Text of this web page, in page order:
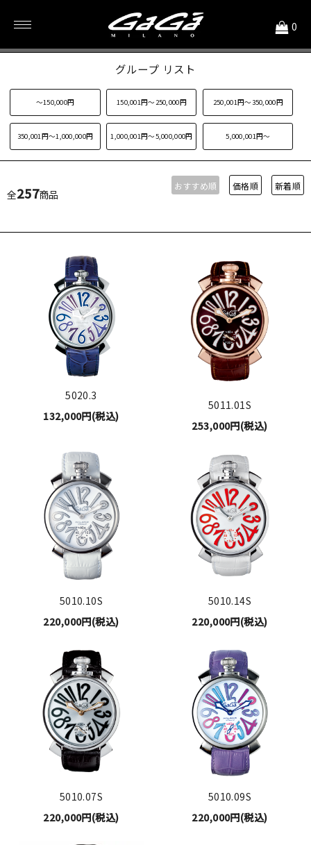
0
価格別 時計
グループ リスト
～150,000円 150,001円～250,000円 250,001円～350,000円
350,001円～1,000,000円 1,000,001円～5,000,000円 5,000,001円～
全257商品
おすすめ順 価格順 新着順
5020.3
132,000円(税込)
5011.01S
253,000円(税込)
5010.10S
220,000円(税込)
5010.14S
220,000円(税込)
5010.07S
220,000円(税込)
5010.09S
220,000円(税込)